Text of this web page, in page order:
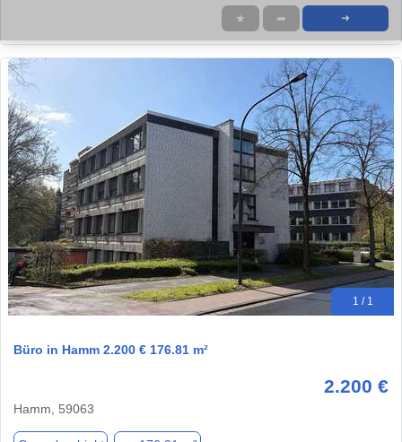
★ ➦ ➜
1 / 1
Büro in Hamm 2.200 € 176.81 m²
2.200 €
Hamm, 59063